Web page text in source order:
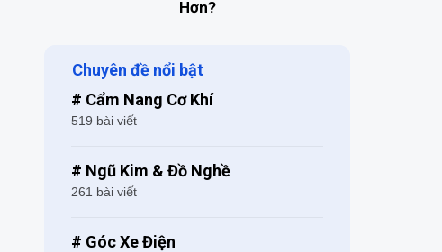
Hơn?
Chuyên đề nổi bật
# Cẩm Nang Cơ Khí
519 bài viết
# Ngũ Kim & Đồ Nghề
261 bài viết
# Góc Xe Điện